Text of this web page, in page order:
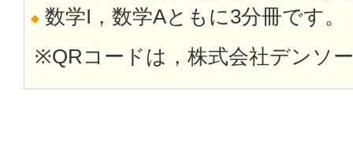
数学I，数学Aともに3分冊です。
※QRコードは，株式会社デンソ